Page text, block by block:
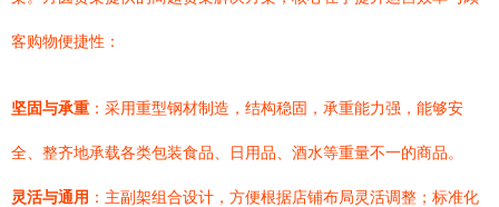
客购物便捷性：
坚固与承重 ：采用重型钢材制造，结构稳固，承重能力强，能够安
全、整齐地承载各类包装食品、日用品、酒水等重量不一的商品。
灵活与通用 ：主副架组合设计，方便根据店铺布局灵活调整；标准化